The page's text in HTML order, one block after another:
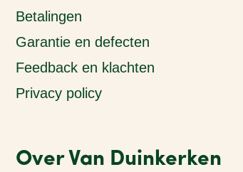
Betalingen
Garantie en defecten
Feedback en klachten
Privacy policy
Over Van Duinkerken